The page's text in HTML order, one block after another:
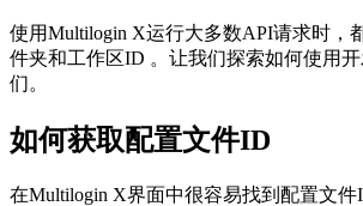
使用Multilogin X运行大多数API请求时，
件夹和工作区ID 。让我们探索如何使用
们。
如何获取配置文件ID
在Multilogin X界面中很容易找到配置文件